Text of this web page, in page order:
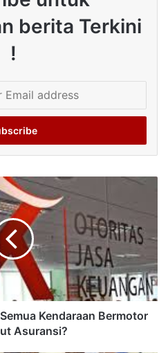
berita Terkini
!
Kendaraan Bermotor
Asuransi?